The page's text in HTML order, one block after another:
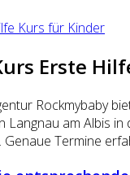
Erste
Rockmybaby
Langnau am Albis
Termine